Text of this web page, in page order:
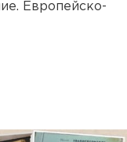
Европейско-